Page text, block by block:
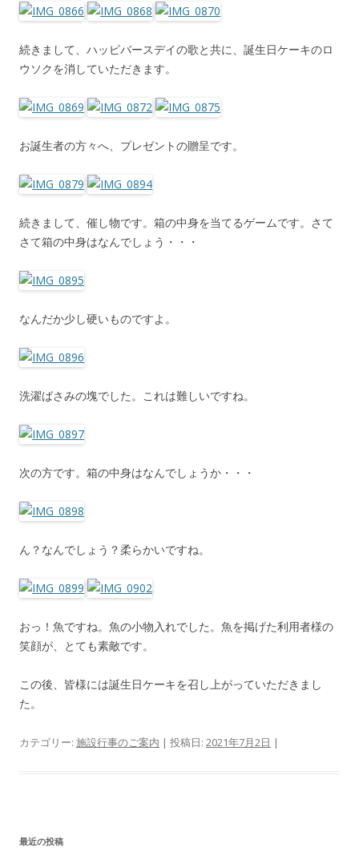
続きまして、ハッピバースデイの歌と共に、誕生日ケーキのロ
ウソクを消していただきます。
お誕生者の方々へ、プレゼントの贈呈です。
続きまして、催し物です。箱の中身を当てるゲームです。さて
さて箱の中身はなんでしょう・・・
なんだか少し硬いものですよ。
洗濯ばさみの塊でした。これは難しいですね。
次の方です。箱の中身はなんでしょうか・・・
ん？なんでしょう？柔らかいですね。
おっ！魚ですね。魚の小物入れでした。魚を掲げた利用者様の
笑顔が、とても素敵です。
この後、皆様には誕生日ケーキを召し上がっていただきまし
た。
カテゴリー: 施設行事のご案内 | 投稿日: 2021年7月2日 |
最近の投稿